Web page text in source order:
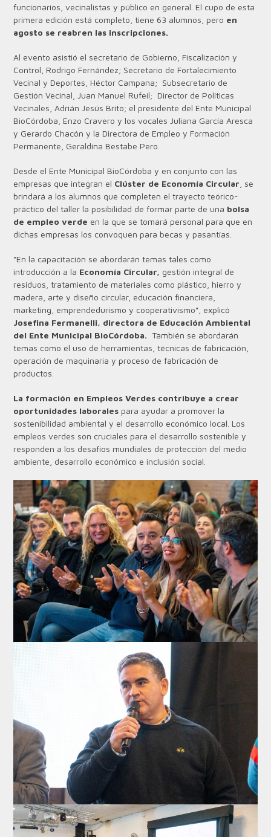
funcionarios, vecinalistas y público en general. El cupo de esta
primera edición está completo, tiene 63 alumnos, pero en
agosto se reabren las inscripciones.
Al evento asistió el secretario de Gobierno, Fiscalización y
Control, Rodrigo Fernández; Secretario de Fortalecimiento
Vecinal y Deportes, Héctor Campana; Subsecretario de
Gestión Vecinal, Juan Manuel Rufeil; Director de Políticas
Vecinales, Adrián Jesús Brito; el presidente del Ente Municipal
BioCórdoba, Enzo Cravero y los vocales Juliana García Aresca
y Gerardo Chacón y la Directora de Empleo y Formación
Permanente, Geraldina Bestabe Pero.
Desde el Ente Municipal BioCórdoba y en conjunto con las
empresas que integran el Clúster de Economía Circular , se
brindará a los alumnos que completen el trayecto teórico-
práctico del taller la posibilidad de formar parte de una bolsa
de empleo verde en la que se tomará personal para que en
dichas empresas los convoquen para becas y pasantías.
“En la capacitación se abordarán temas tales como
introducción a la Economía Circular, gestión integral de
residuos, tratamiento de materiales como plástico, hierro y
madera, arte y diseño circular, educación financiera,
marketing, emprendedurismo y cooperativismo”, explicó
Josefina Fermanelli, directora de Educación Ambiental
del Ente Municipal BioCórdoba.También se abordarán
temas como el uso de herramientas, técnicas de fabricación,
operación de maquinaria y proceso de fabricación de
productos.
La formación en Empleos Verdes contribuye a crear
oportunidades laborales para ayudar a promover la
sostenibilidad ambiental y el desarrollo económico local. Los
empleos verdes son cruciales para el desarrollo sostenible y
responden a los desafíos mundiales de protección del medio
ambiente, desarrollo económico e inclusión social.